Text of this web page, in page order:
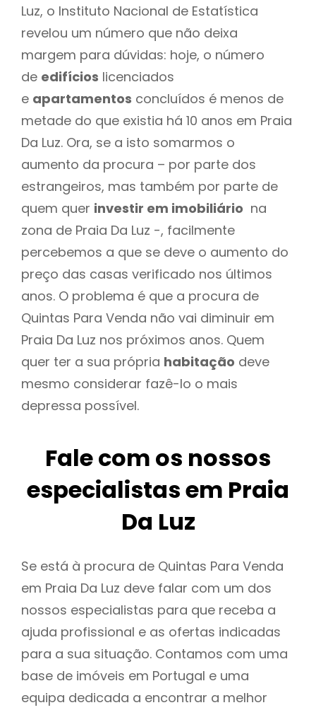
Luz, o Instituto Nacional de Estatística
revelou um número que não deixa
margem para dúvidas: hoje, o número
de edifícios licenciados
e apartamentos concluídos é menos de
metade do que existia há 10 anos em Praia
Da Luz. Ora, se a isto somarmos o
aumento da procura – por parte dos
estrangeiros, mas também por parte de
quem quer investir em imobiliário na
zona de Praia Da Luz -, facilmente
percebemos a que se deve o aumento do
preço das casas verificado nos últimos
anos. O problema é que a procura de
Quintas Para Venda não vai diminuir em
Praia Da Luz nos próximos anos. Quem
quer ter a sua própria habitação deve
mesmo considerar fazê-lo o mais
depressa possível.
Fale com os nossos
especialistas em Praia
Da Luz
Se está à procura de Quintas Para Venda
em Praia Da Luz deve falar com um dos
nossos especialistas para que receba a
ajuda profissional e as ofertas indicadas
para a sua situação. Contamos com uma
base de imóveis em Portugal e uma
equipa dedicada a encontrar a melhor